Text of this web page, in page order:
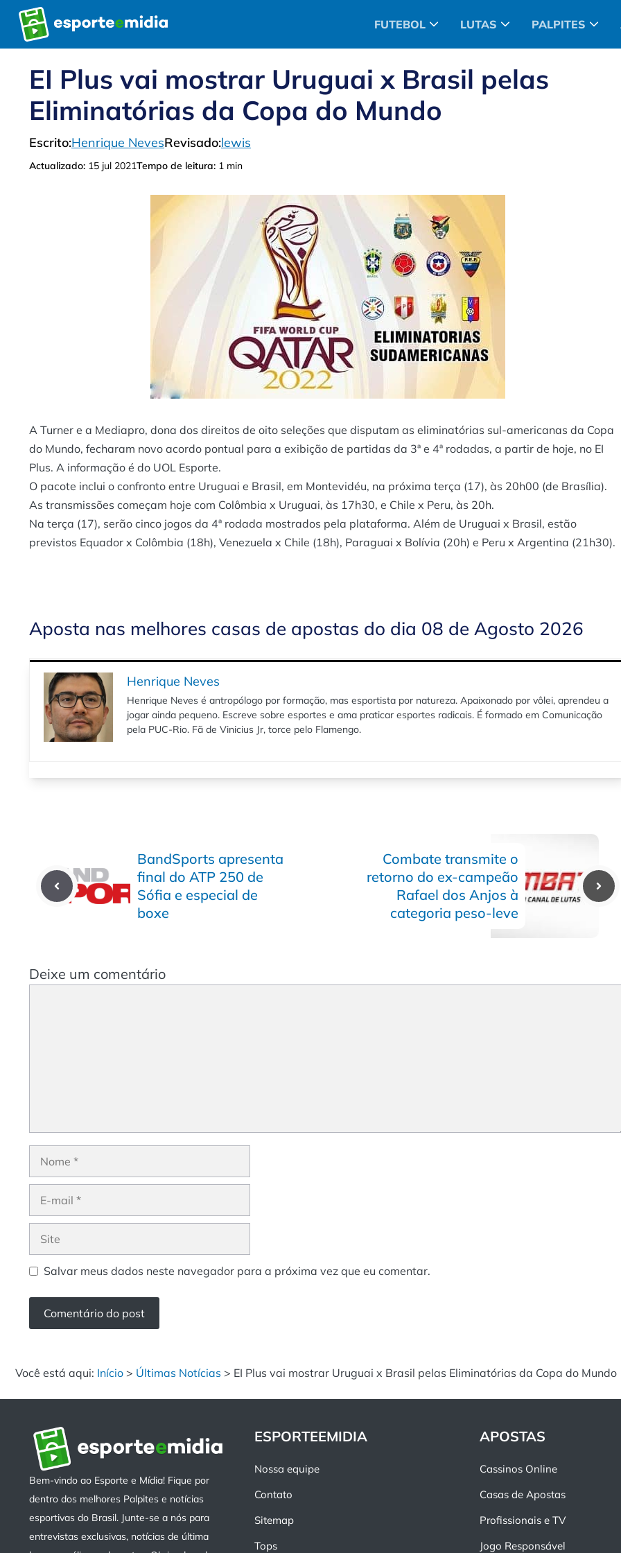
Pular
para
o
FUTEBOL LUTAS PALPITES
EI Plus vai mostrar Uruguai x Brasil pelas
Eliminatórias da Copa do Mundo
Escrito:Henrique NevesRevisado:lewis
Actualizado: 15 jul 2021Tempo de leitura: 1 min
A Turner e a Mediapro, dona dos direitos de oito seleções que disputam as eliminatórias sul-americanas da Copa
do Mundo, fecharam novo acordo pontual para a exibição de partidas da 3ª e 4ª rodadas, a partir de hoje, no EI
Plus. A informação é do UOL Esporte.
O pacote inclui o confronto entre Uruguai e Brasil, em Montevidéu, na próxima terça (17), às 20h00 (de Brasília).
As transmissões começam hoje com Colômbia x Uruguai, às 17h30, e Chile x Peru, às 20h.
Na terça (17), serão cinco jogos da 4ª rodada mostrados pela plataforma. Além de Uruguai x Brasil, estão
previstos Equador x Colômbia (18h), Venezuela x Chile (18h), Paraguai x Bolívia (20h) e Peru x Argentina (21h30).
Aposta nas melhores casas de apostas do dia 08 de Agosto 2026
Henrique Neves
Henrique Neves é antropólogo por formação, mas esportista por natureza. Apaixonado por vôlei, aprendeu a
jogar ainda pequeno. Escreve sobre esportes e ama praticar esportes radicais. É formado em Comunicação
pela PUC-Rio. Fã de Vinicius Jr, torce pelo Flamengo.
BandSports apresenta
final do ATP 250 de
Sófia e especial de
boxe
Combate transmite o
retorno do ex-campeão
Rafael dos Anjos à
categoria peso-leve
Deixe um comentário
Nome
Site
Salvar meus dados neste navegador para a próxima vez que eu comentar.
Você está aqui: Início > Últimas Notícias > EI Plus vai mostrar Uruguai x Brasil pelas Eliminatórias da Copa do Mundo
Bem-vindo ao Esporte e Mídia! Fique por
dentro dos melhores Palpites e notícias
esportivas do Brasil. Junte-se a nós para
entrevistas exclusivas, notícias de última
ESPORTEEMIDIA
Nossa equipe
Contato
Sitemap
Tops
APOSTAS
Cassinos Online
Casas de Apostas
Profissionais e TV
Jogo Responsável